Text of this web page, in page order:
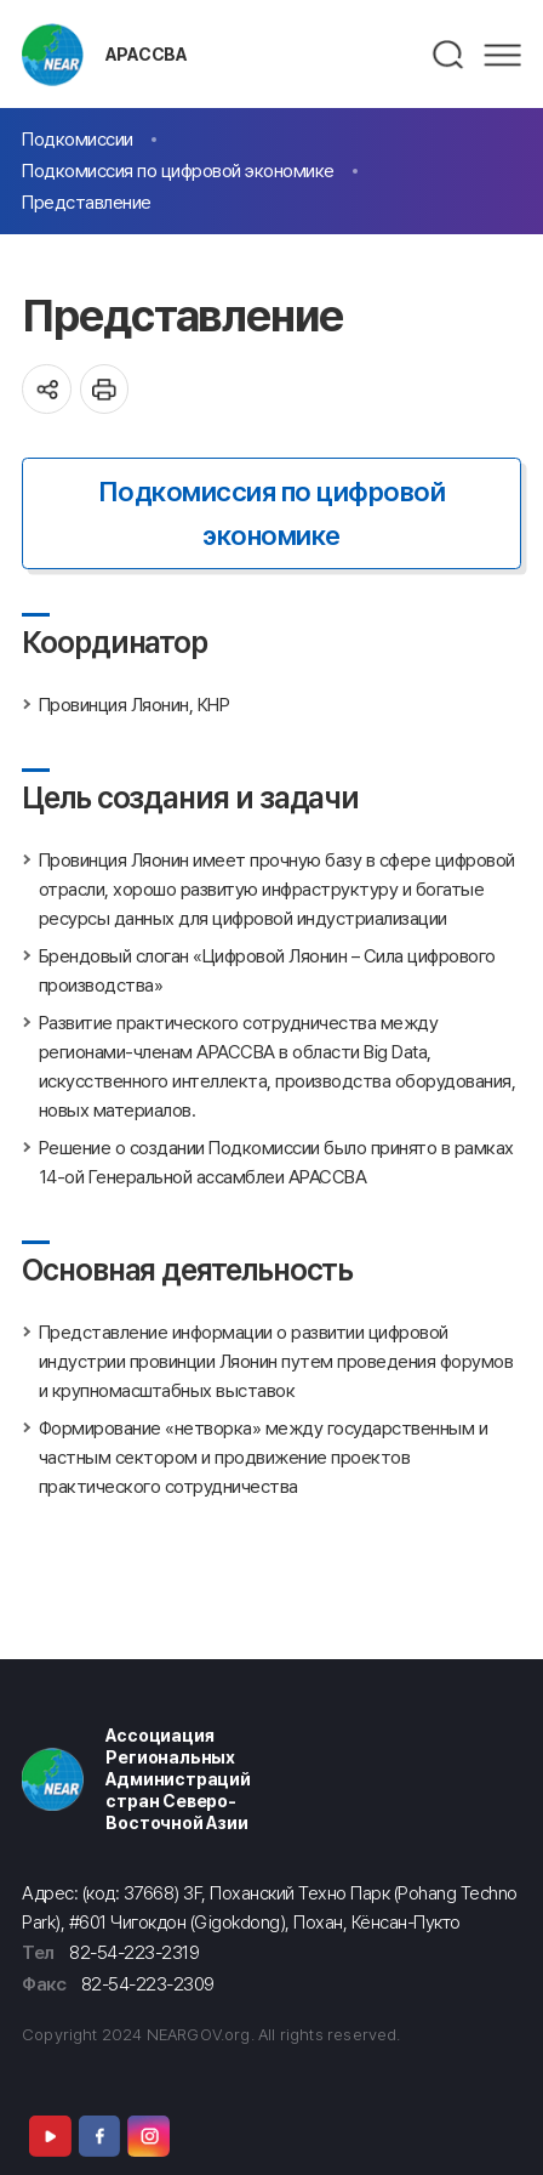
АРАССВА
Подкомиссии
Подкомиссия по цифровой экономике
Представление
Представление
Подкомиссия по цифровой
экономике
Координатор
Провинция Ляонин, КНР
Цель создания и задачи
Провинция Ляонин имеет прочную базу в сфере цифровой
отрасли, хорошо развитую инфраструктуру и богатые
ресурсы данных для цифровой индустриализации
Брендовый слоган «Цифровой Ляонин – Сила цифрового
производства»
Развитие практического сотрудничества между
регионами-членам АРАССВА в области Big Data,
искусственного интеллекта, производства оборудования,
новых материалов.
Решение о создании Подкомиссии было принято в рамках
14-ой Генеральной ассамблеи АРАССВА
Основная деятельность
Представление информации о развитии цифровой
индустрии провинции Ляонин путем проведения форумов
и крупномасштабных выставок
Формирование «нетворка» между государственным и
частным сектором и продвижение проектов
практического сотрудничества
Ассоциация
Региональных
Администраций
стран Северо-
Восточной Азии
Адрес: (код: 37668) 3F, Поханский Техно Парк (Pohang Techno
Park), #601 Чигокдон (Gigokdong), Похан, Кёнсан-Пукто
Тел
82-54-223-2319
Факс
82-54-223-2309
Copyright 2024 NEARGOV.org. All rights reserved.